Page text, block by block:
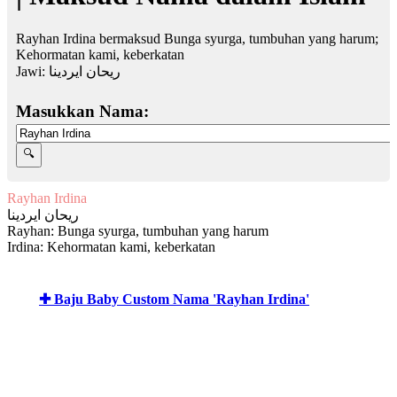
Rayhan Irdina bermaksud Bunga syurga, tumbuhan yang harum;
Kehormatan kami, keberkatan
Jawi: ريحان ايردينا
Masukkan Nama:
Rayhan Irdina
ريحان ايردينا
Rayhan: Bunga syurga, tumbuhan yang harum
Irdina: Kehormatan kami, keberkatan
✚ Baju Baby Custom Nama 'Rayhan Irdina'